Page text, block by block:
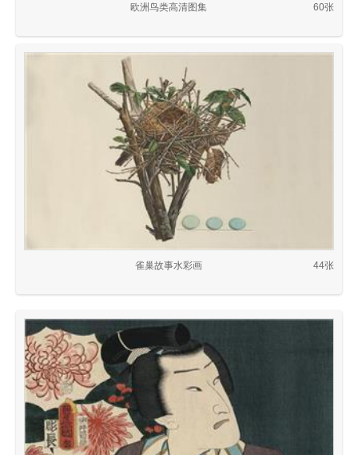
欧洲鸟类高清图集 60张
雀巢故事水彩画 44张